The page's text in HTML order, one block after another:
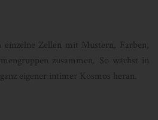
Zellen mit Mustern, Farben,
zusammen. So wächst in
eigener intimer Kosmos heran.